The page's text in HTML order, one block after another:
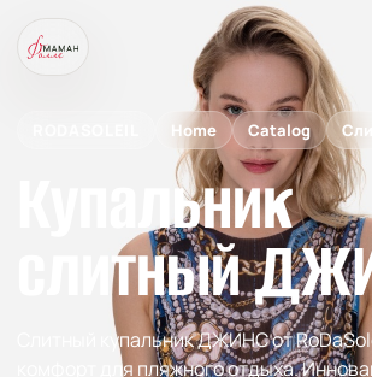
Home Catalog
Купальник
слитный
Слитный купальник ДЖИНС от
комфорт для пляжного отдыха.